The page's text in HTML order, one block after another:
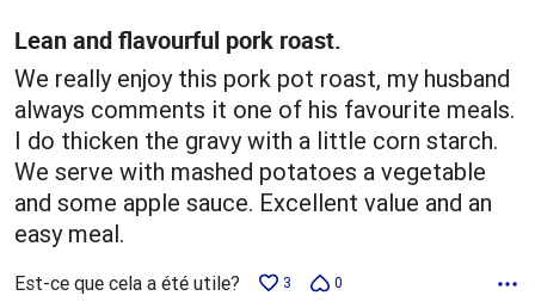
Lean and flavourful pork roast.
We really enjoy this pork pot roast, my husband
always comments it one of his favourite meals.
I do thicken the gravy with a little corn starch.
We serve with mashed potatoes a vegetable
and some apple sauce. Excellent value and an
easy meal.
Est-ce que cela a été utile? 3 0